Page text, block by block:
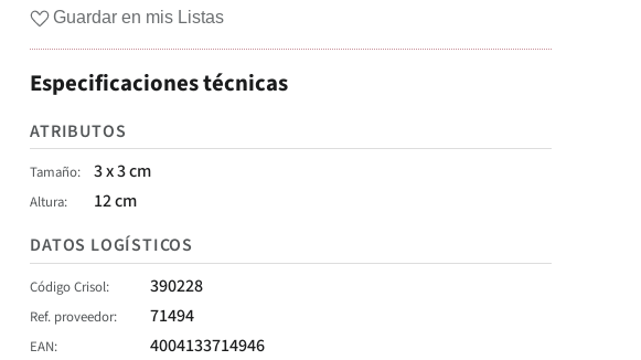
Guardar en mis Listas
Especificaciones técnicas
ATRIBUTOS
Tamaño 3 x 3 cm
Altura
12 cm
DATOS LOGÍSTICOS
Código Crisol 390228
Ref. proveedor 71494
EAN 4004133714946